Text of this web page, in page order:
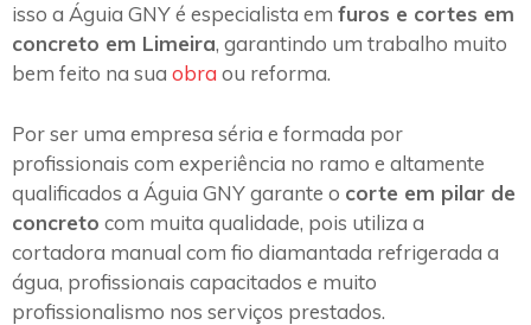
isso a Águia GNY é especialista em furos e cortes em
concreto em Limeira, garantindo um trabalho muito
bem feito na sua obra ou reforma.
Por ser uma empresa séria e formada por
profissionais com experiência no ramo e altamente
qualificados a Águia GNY garante o corte em pilar de
concreto com muita qualidade, pois utiliza a
cortadora manual com fio diamantada refrigerada a
água, profissionais capacitados e muito
profissionalismo nos serviços prestados.